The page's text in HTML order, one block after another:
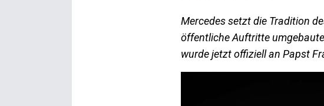
Mercedes setzt die Tradition
öffentliche Auftritte
wurde jetzt offiziell an Papst